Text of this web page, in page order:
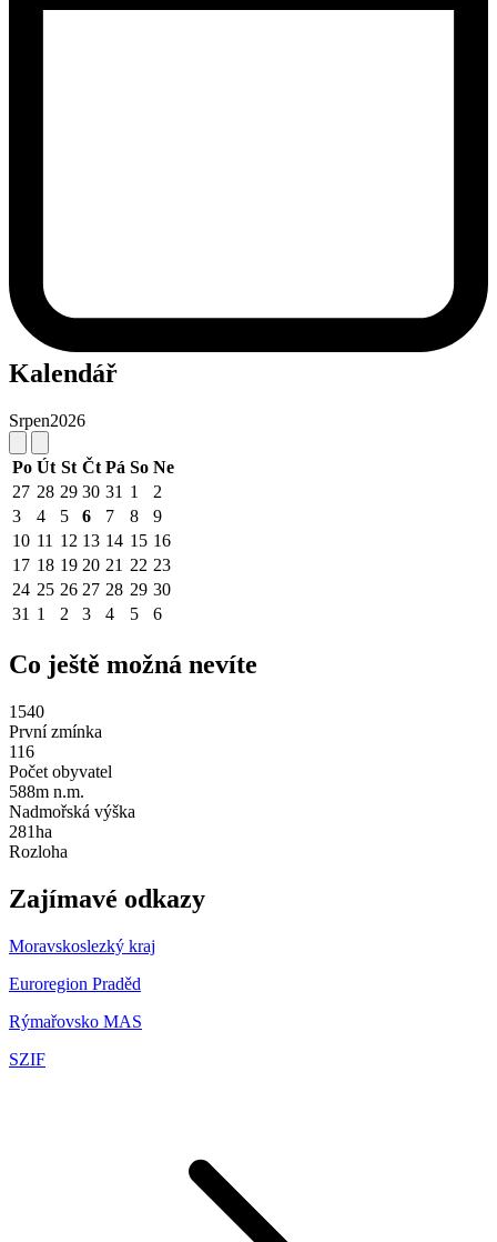
Kalendář
Srpen2026
Po Út St Čt Pá So Ne
27 28 29 30 31 1
2
3
4 5 6 7 8
9
10 11 12 13 14 15 16
17 18 19 20 21 22 23
24 25 26 27 28 29 30
31 1 2 3 4 5 6
Co ještě možná nevíte
1540
První zmínka
116
Počet obyvatel
588m n.m.
Nadmořská výška
281ha
Rozloha
Zajímavé odkazy
Moravskoslezký kraj
Euroregion Praděd
Rýmařovsko MAS
SZIF